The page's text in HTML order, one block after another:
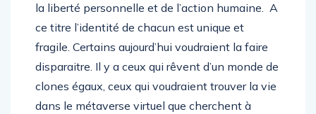
la liberté personnelle et de l’action humaine. A
ce titre l’identité de chacun est unique et
fragile. Certains aujourd’hui voudraient la faire
disparaitre. Il y a ceux qui rêvent d’un monde de
clones égaux, ceux qui voudraient trouver la vie
dans le métaverse virtuel que cherchent à